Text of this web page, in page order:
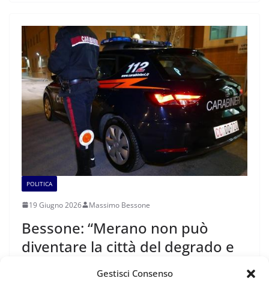
Gestisci Consenso
POLITICA
19 Giugno 2026 Massimo Bessone
Bessone: “Merano non può
diventare la città del degrado e
dell’insicurezza.”